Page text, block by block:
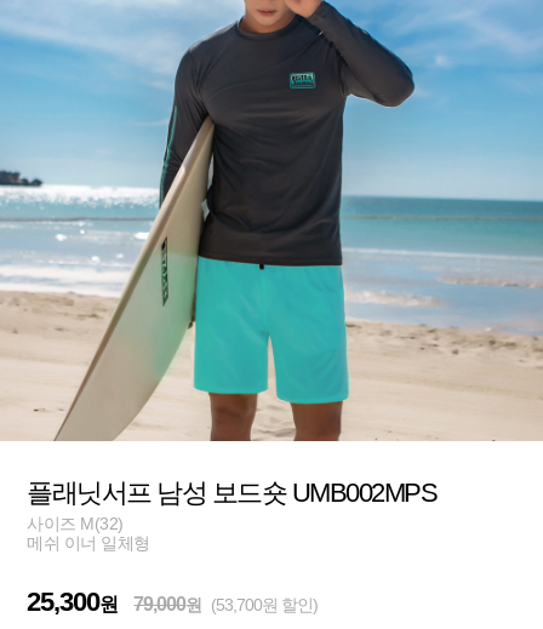
플래닛서프 남성 보드숏 UMB002MPS
사이즈 M(32)
메쉬 이너 일체형
25,300원 79,000원 (53,700원 할인)